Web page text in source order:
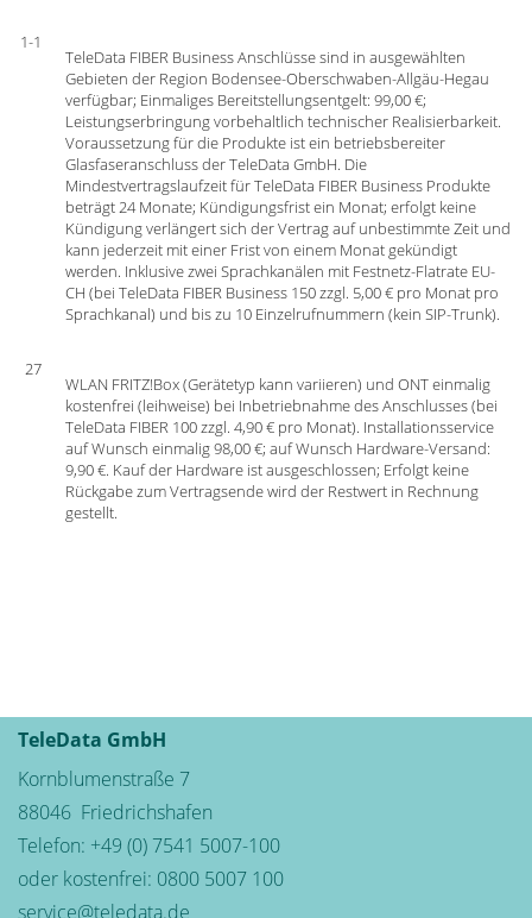
1-1
TeleData FIBER Business Anschlüsse sind in ausgewählten
Gebieten der Region Bodensee-Oberschwaben-Allgäu-Hegau
verfügbar; Einmaliges Bereitstellungsentgelt: 99,00 €;
Leistungserbringung vorbehaltlich technischer Realisierbarkeit.
Voraussetzung für die Produkte ist ein betriebsbereiter
Glasfaseranschluss der TeleData GmbH. Die
Mindestvertragslaufzeit für TeleData FIBER Business Produkte
beträgt 24 Monate; Kündigungsfrist ein Monat; erfolgt keine
Kündigung verlängert sich der Vertrag auf unbestimmte Zeit und
kann jederzeit mit einer Frist von einem Monat gekündigt
werden. Inklusive zwei Sprachkanälen mit Festnetz-Flatrate EU-
CH (bei TeleData FIBER Business 150 zzgl. 5,00 € pro Monat pro
Sprachkanal) und bis zu 10 Einzelrufnummern (kein SIP-Trunk).
27
WLAN FRITZ!Box (Gerätetyp kann variieren) und ONT einmalig
kostenfrei (leihweise) bei Inbetriebnahme des Anschlusses (bei
TeleData FIBER 100 zzgl. 4,90 € pro Monat). Installationsservice
auf Wunsch einmalig 98,00 €; auf Wunsch Hardware-Versand:
9,90 €. Kauf der Hardware ist ausgeschlossen; Erfolgt keine
Rückgabe zum Vertragsende wird der Restwert in Rechnung
gestellt.
TeleData GmbH
Kornblumenstraße 7
88046 Friedrichshafen
Telefon: +49 (0) 7541 5007-100
oder kostenfrei: 0800 5007 100
service@teledata.de